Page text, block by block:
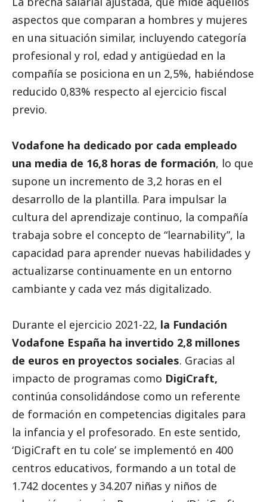
aspectos que comparan a hombres y mujeres
en una situación similar, incluyendo categoría
profesional y rol, edad y antigüedad en la
compañía se posiciona en un 2,5%, habiéndose
reducido 0,83% respecto al ejercicio fiscal
previo.
Vodafone ha dedicado por cada empleado
una media de 16,8 horas de formación, lo que
supone un incremento de 3,2 horas en el
desarrollo de la plantilla. Para impulsar la
cultura del aprendizaje continuo, la compañía
trabaja sobre el concepto de “learnability”, la
capacidad para aprender nuevas habilidades y
actualizarse continuamente en un entorno
cambiante y cada vez más digitalizado.
Durante el ejercicio 2021-22, la Fundación
Vodafone España ha invertido 2,8 millones
de euros en proyectos sociales. Gracias al
impacto de programas como DigiCraft,
continúa consolidándose como un referente
de formación en competencias digitales para
la infancia y el profesorado. En este sentido,
‘DigiCraft en tu cole’ se implementó en 400
centros educativos, formando a un total de
1.742 docentes y 34.207 niñas y niños de